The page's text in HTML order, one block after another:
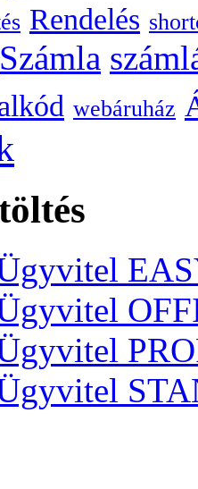
Rendelés
Számla
webáruház